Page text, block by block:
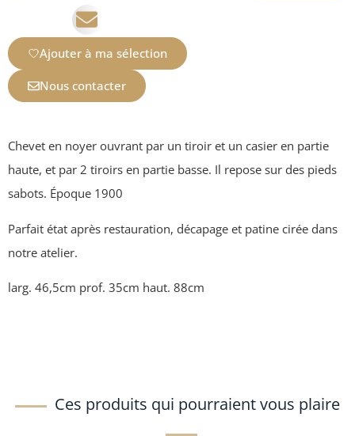
Ajouter à ma sélection
Nous contacter
Chevet en noyer ouvrant par un tiroir et un casier en partie
haute, et par 2 tiroirs en partie basse. Il repose sur des pieds
sabots. Époque 1900
Parfait état après restauration, décapage et patine cirée dans
notre atelier.
larg. 46,5cm prof. 35cm haut. 88cm
Ces produits qui pourraient vous plaire